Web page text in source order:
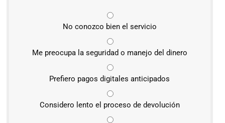
No conozco bien el servicio
Me preocupa la seguridad o manejo del dinero
Prefiero pagos digitales anticipados
Considero lento el proceso de devolución